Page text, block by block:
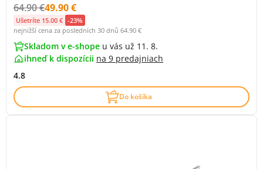
Původní cena s DPH:
64.90 €Cena s DPH:
49.90 €
Ušetríte 15.00 € -23%
nejnižší cena za posledních 30 dnů 64.90 €
Skladom v e-shope u vás už 11. 8.
ihneď k dispozícii na 9 predajniach
4.8
Do košíka